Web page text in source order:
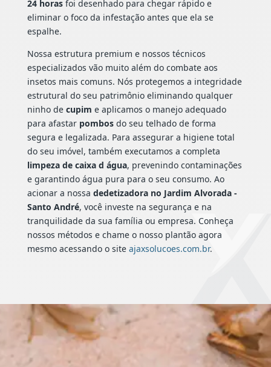
24 horasfoi desenhado para chegar rápido e
eliminar o foco da infestação antes que ela se
espalhe.
Nossa estrutura premium e nossos técnicos
especializados vão muito além do combate aos
insetos mais comuns. Nós protegemos a integridade
estrutural do seu patrimônio eliminando qualquer
ninho de cupim e aplicamos o manejo adequado
para afastar pombosdo seu telhado de forma
segura e legalizada. Para assegurar a higiene total
do seu imóvel, também executamos a completa
limpeza de caixa d água, prevenindo contaminações
e garantindo água pura para o seu consumo. Ao
acionar a nossa dedetizadora no Jardim Alvorada -
Santo André, você investe na segurança e na
tranquilidade da sua família ou empresa. Conheça
nossos métodos e chame o nosso plantão agora
mesmo acessando o site ajaxsolucoes.com.br.